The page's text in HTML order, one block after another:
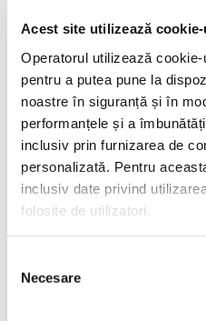
Acest site utilizează
Operatorul utilizează
pentru a putea pune la
noastre în siguranță și în
performanțele și a
inclusiv prin furnizarea de
personalizată. Pentru
inclusiv date privind
folosite de utilizatori.
consimțământului
Necesare
preferința
• Dacă doriți,
brânza cu
obține o
4. Asamblați
• Așezați o clătită
• Adăugați
parizer și brânză
5. Împachetați
într-un rulou.
• Dacă doriți,